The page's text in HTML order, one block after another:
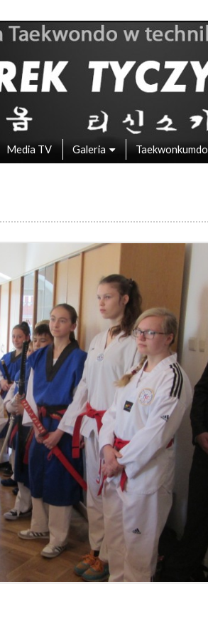
w Taekwondo
Media TV Galeria Taekwonkumdo